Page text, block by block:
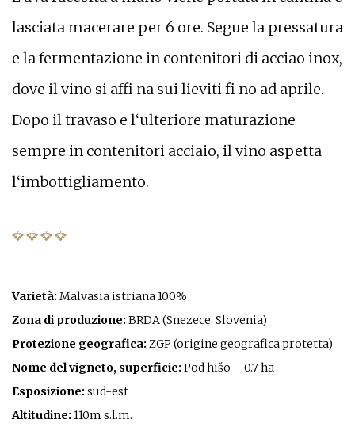
lasciata macerare per 6 ore. Segue la pressatura
e la fermentazione in contenitori di acciao inox,
dove il vino si affi na sui lieviti fi no ad aprile.
Dopo il travaso e l‘ulteriore maturazione
sempre in contenitori acciaio, il vino aspetta
l‘imbottigliamento.
Varietà: Malvasia istriana 100%
Zona di produzione: BRDA (Snezece, Slovenia)
Protezione geografica: ZGP (origine geografica protetta)
Nome del vigneto, superficie: Pod hišo – 0.7 ha
Esposizione: sud-est
Altitudine: 110m s.l.m.